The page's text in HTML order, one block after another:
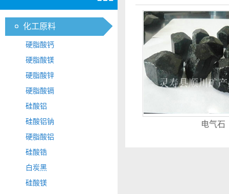
化工原料
硬脂酸钙
硬脂酸镁
硬脂酸锌
硬脂酸镉
硅酸铝
硅酸铝钠
硬脂酸铝
硅酸锆
白炭黑
硅酸镁
电气石